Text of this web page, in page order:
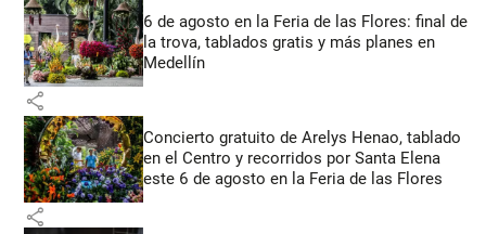
6 de agosto en la Feria de las Flores: final de
la trova, tablados gratis y más planes en
Medellín
share
Concierto gratuito de Arelys Henao, tablado
en el Centro y recorridos por Santa Elena
este 6 de agosto en la Feria de las Flores
share